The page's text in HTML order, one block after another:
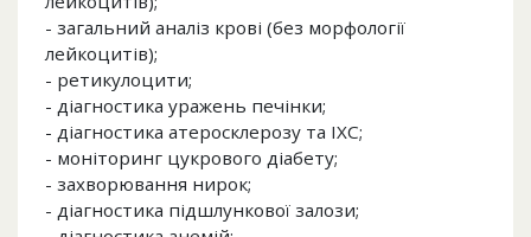
- загальний аналіз крові (без морфології
лейкоцитів);
- ретикулоцити;
- діагностика уражень печінки;
- діагностика атеросклерозу та ІХС;
- моніторинг цукрового діабету;
- захворювання нирок;
- діагностика підшлункової залози;